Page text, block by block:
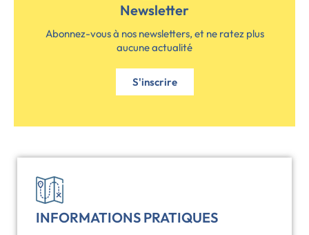
Newsletter
Abonnez-vous à nos newsletters, et ne ratez plus
aucune actualité
S'inscrire
INFORMATIONS PRATIQUES